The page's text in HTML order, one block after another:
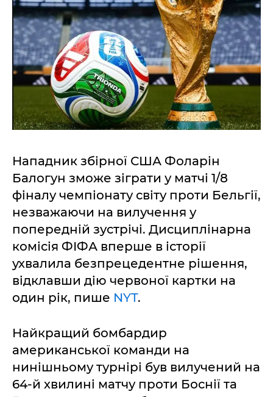
Нападник збірної США Фоларін
Балогун зможе зіграти у матчі 1/8
фіналу чемпіонату світу проти Бельгії,
незважаючи на вилучення у
попередній зустрічі. Дисциплінарна
комісія ФІФА вперше в історії
ухвалила безпрецедентне рішення,
відклавши дію червоної картки на
один рік, пише NYT.
Найкращий бомбардир
американської команди на
нинішньому турнірі був вилучений на
64-й хвилині матчу проти Боснії та